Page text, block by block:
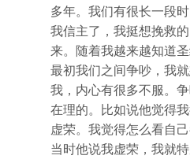
多年。我们有很长一段
我信主了，我挺想挽救
来。随着我越来越知道
最初我们之间争吵，我
我，内心有很多不服。
在理的。比如说他觉得
虚荣。我觉得怎么看自
当时他说我虚荣，我就